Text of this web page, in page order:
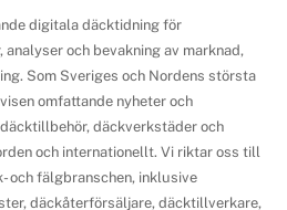
digitala däcktidning för
och bevakning av marknad,
Som Sveriges och Nordens största
omfattande nyheter och
däckverkstäder och
och internationellt. Vi riktar oss till
och fälgbranschen, inklusive
däckåterförsäljare, däcktillverkare,